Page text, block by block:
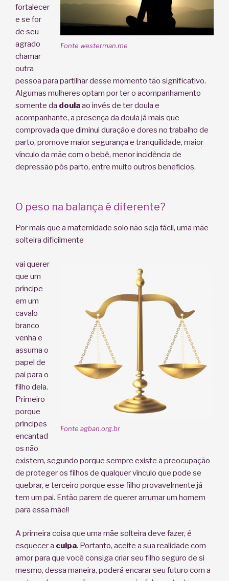
Fonte westerman.me
fortalecer
e se for
de seu
agrado
chamar
outra
pessoa para partilhar desse momento tão significativo.
Algumas mulheres optam por ter o acompanhamento
somente da doulaao invés de ter doula e
acompanhante, a presença da doula já mais que
comprovada que diminui duração e dores no trabalho de
parto, promove maior segurança e tranquilidade, maior
vínculo da mãe com o bebê, menor incidência de
depressão pós parto, entre muito outros benefícios.
O peso na balança é diferente?
Por mais que a maternidade solo não seja fácil, uma mãe
solteira dificilmente
Fonte agban.org.br
vai querer
que um
príncipe
em um
cavalo
branco
venha e
assuma o
papel de
pai para o
filho dela.
Primeiro
porque
príncipes
encantad
os não
existem, segundo porque sempre existe a preocupação
de proteger os filhos de qualquer vínculo que pode se
quebrar, e terceiro porque esse filho provavelmente já
tem um pai. Então parem de querer arrumar um homem
para essa mãe!!
A primeira coisa que uma mãe solteira deve fazer, é
esquecer a culpa. Portanto, aceite a sua realidade com
amor para que você consiga criar seu filho seguro de si
mesmo, dessa maneira, poderá encarar seu futuro com a